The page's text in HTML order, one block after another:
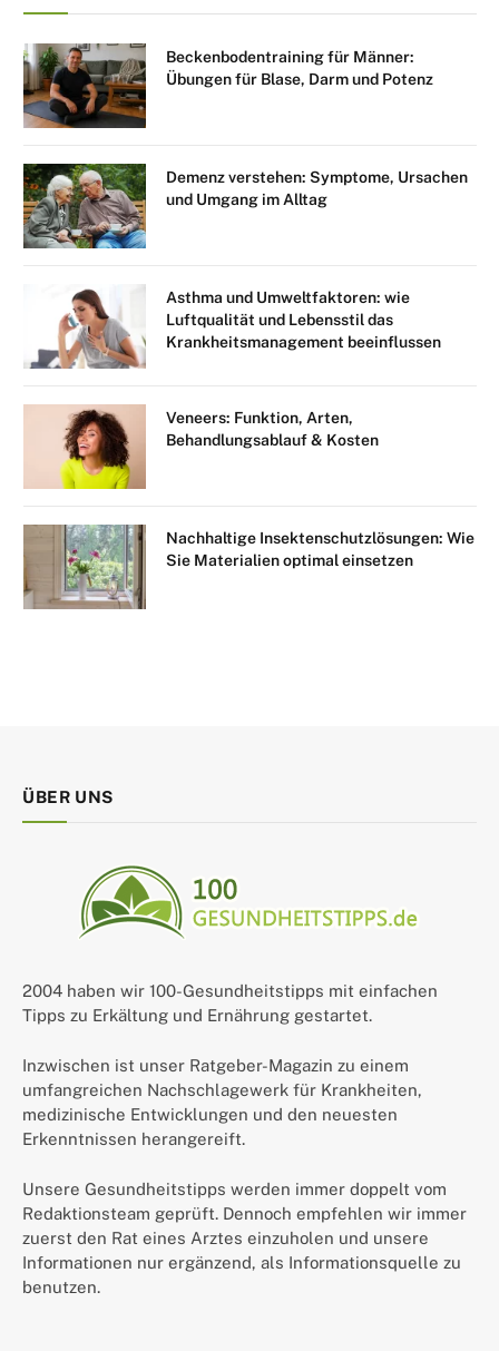
Beckenbodentraining für Männer:
Übungen für Blase, Darm und Potenz
Demenz verstehen: Symptome, Ursachen
und Umgang im Alltag
Asthma und Umweltfaktoren: wie
Luftqualität und Lebensstil das
Krankheitsmanagement beeinflussen
Veneers: Funktion, Arten,
Behandlungsablauf & Kosten
Nachhaltige Insektenschutzlösungen: Wie
Sie Materialien optimal einsetzen
ÜBER UNS
2004 haben wir 100-Gesundheitstipps mit einfachen
Tipps zu Erkältung und Ernährung gestartet.
Inzwischen ist unser Ratgeber-Magazin zu einem
umfangreichen Nachschlagewerk für Krankheiten,
medizinische Entwicklungen und den neuesten
Erkenntnissen herangereift.
Unsere Gesundheitstipps werden immer doppelt vom
Redaktionsteam geprüft. Dennoch empfehlen wir immer
zuerst den Rat eines Arztes einzuholen und unsere
Informationen nur ergänzend, als Informationsquelle zu
benutzen.